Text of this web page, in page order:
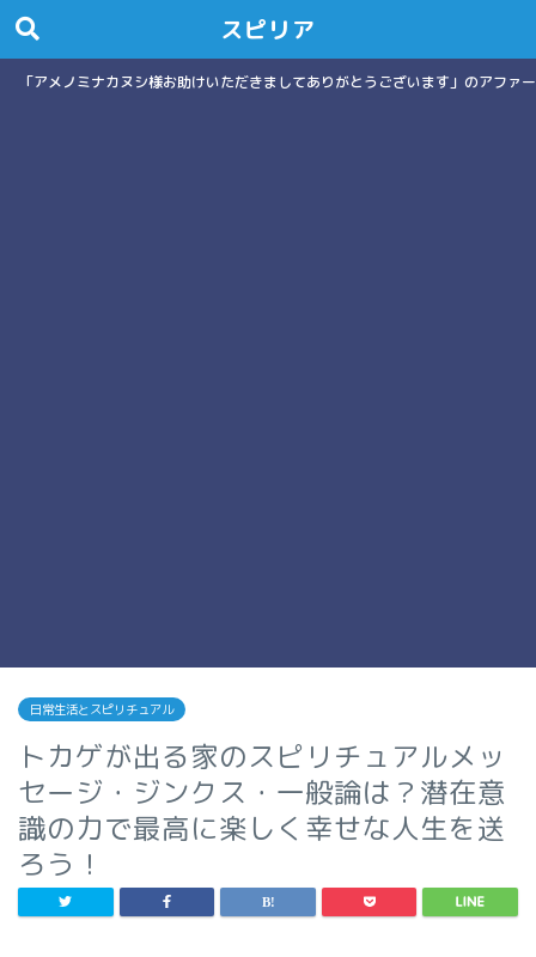
スピリア
「アメノミナカヌシ様お助けいただきましてありがとうございます」のアフ
日常生活とスピリチュアル
トカゲが出る家のスピリチュアルメッ
セージ・ジンクス・一般論は？潜在意
識の力で最高に楽しく幸せな人生を送
ろう！